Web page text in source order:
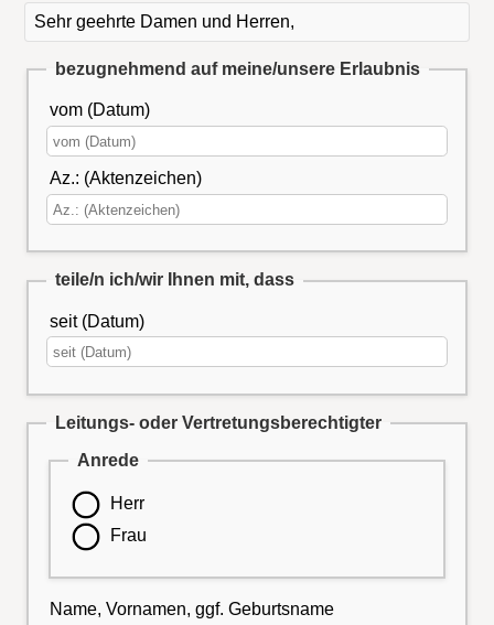
Sehr geehrte Damen und Herren,
bezugnehmend auf meine/unsere Erlaubnis
vom (Datum)
Az.: (Aktenzeichen)
teile/n ich/wir Ihnen mit, dass
seit (Datum)
Leitungs- oder Vertretungsberechtigter
Anrede
Herr
Frau
Name, Vornamen, ggf. Geburtsname